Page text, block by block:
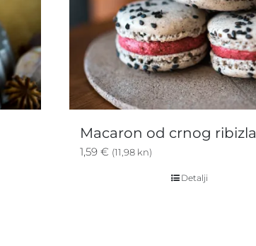
Macaron od crnog ribizla
1,59 € (11,98 kn)
Detalji